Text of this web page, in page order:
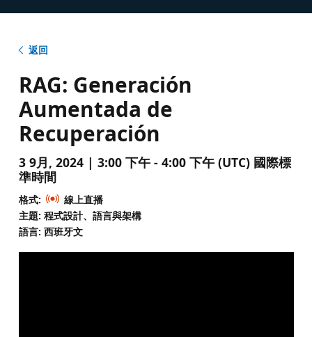
返回
RAG: Generación
Aumentada de
Recuperación
3 9月, 2024 | 3:00 下午 - 4:00 下午 (UTC) 國際標
準時間
格式:
線上直播
主題: 程式設計、語言與架構
語言: 西班牙文